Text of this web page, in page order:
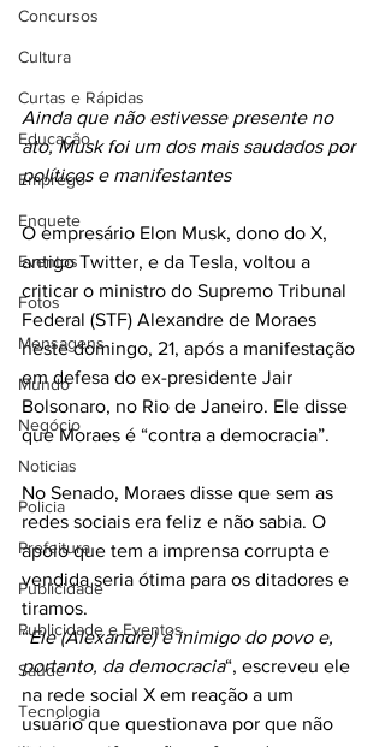
Concursos
Cultura
Curtas e Rápidas
Educação
Emprego
Enquete
Eventos
Fotos
Mensagens
Mundo
Negócio
Noticias
Policia
Prefeitura
Publicidade
Publicidade e Eventos.
Saúde
Tecnologia
Ainda que não estivesse presente no
ato, Musk foi um dos mais saudados por
políticos e manifestantes
O empresário Elon Musk, dono do X,
antigo Twitter, e da Tesla, voltou a
criticar o ministro do Supremo Tribunal
Federal (STF) Alexandre de Moraes
neste domingo, 21, após a manifestação
em defesa do ex-presidente Jair
Bolsonaro, no Rio de Janeiro. Ele disse
que Moraes é “contra a democracia”.
No Senado, Moraes disse que sem as
redes sociais era feliz e não sabia. O
apoio que tem a imprensa corrupta e
vendida seria ótima para os ditadores e
tiramos.
“Ele (Alexandre) é inimigo do povo e,
portanto, da democracia“, escreveu ele
na rede social X em reação a um
usuário que questionava por que não